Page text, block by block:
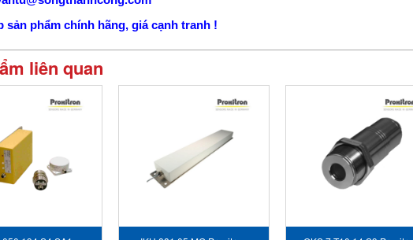
sản phẩm chính hãng, giá cạnh tranh !
liên quan